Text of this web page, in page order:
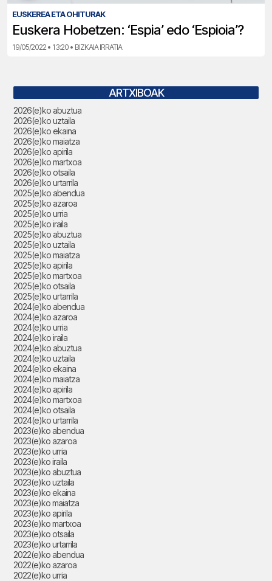
EUSKEREA ETA OHITURAK
Euskera Hobetzen: ‘Espia’ edo ‘Espioia’?
19/05/2022 • 13:20 • BIZKAIA IRRATIA
ARTXIBOAK
2026(e)ko abuztua
2026(e)ko uztaila
2026(e)ko ekaina
2026(e)ko maiatza
2026(e)ko apirila
2026(e)ko martxoa
2026(e)ko otsaila
2026(e)ko urtarrila
2025(e)ko abendua
2025(e)ko azaroa
2025(e)ko urria
2025(e)ko iraila
2025(e)ko abuztua
2025(e)ko uztaila
2025(e)ko maiatza
2025(e)ko apirila
2025(e)ko martxoa
2025(e)ko otsaila
2025(e)ko urtarrila
2024(e)ko abendua
2024(e)ko azaroa
2024(e)ko urria
2024(e)ko iraila
2024(e)ko abuztua
2024(e)ko uztaila
2024(e)ko ekaina
2024(e)ko maiatza
2024(e)ko apirila
2024(e)ko martxoa
2024(e)ko otsaila
2024(e)ko urtarrila
2023(e)ko abendua
2023(e)ko azaroa
2023(e)ko urria
2023(e)ko iraila
2023(e)ko abuztua
2023(e)ko uztaila
2023(e)ko ekaina
2023(e)ko maiatza
2023(e)ko apirila
2023(e)ko martxoa
2023(e)ko otsaila
2023(e)ko urtarrila
2022(e)ko abendua
2022(e)ko azaroa
2022(e)ko urria